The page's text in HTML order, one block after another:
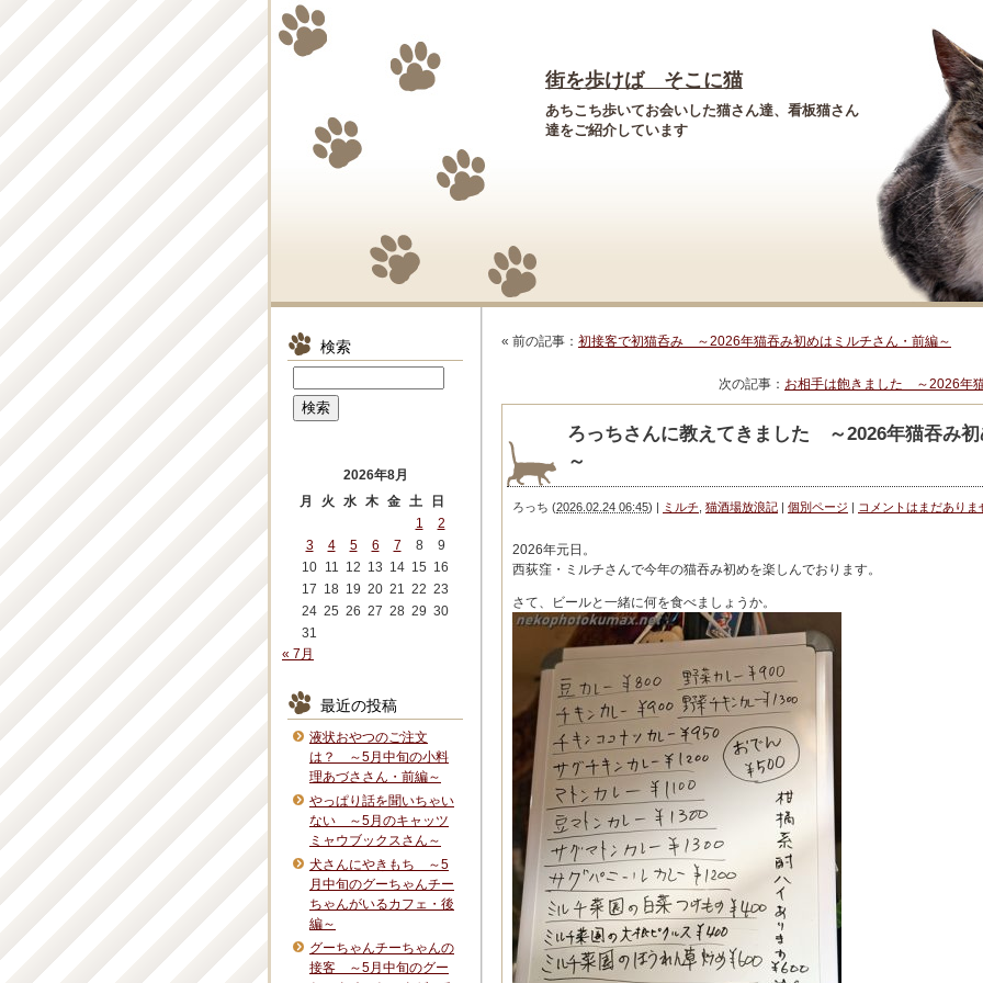
街を歩けば そこに猫
あちこち歩いてお会いした猫さん達、看板猫さん
達をご紹介しています
« 前の記事： 初接客で初猫呑み ～2026年猫吞み初めはミルチさん・前編～
次の記事： お相手は飽きました ～2026年
ろっちさんに教えてきました ～2026年猫吞み
～
ろっち (2026.02.24 06:45) | ミルチ 猫酒場放浪記 | 個別ページ | コメントはまだありま
2026年元日。
西荻窪・ミルチさんで今年の猫吞み初めを楽しんでおります。
さて、ビールと一緒に何を食べましょうか。
検索
2026年8月
月
火 水 木 金 土
日
1
2
3
4 5 6 7 8
9
10 11 12 13 14 15 16
17 18 19 20 21 22 23
24 25 26 27 28 29 30
31
« 7月
最近の投稿
液状おやつのご注文
は？ ～5月中旬の小料
理あづささん・前編～
やっぱり話を聞いちゃい
ない ～5月のキャッツ
ミャウブックスさん～
犬さんにやきもち ～5
月中旬のグーちゃんチー
ちゃんがいるカフェ・後
編～
グーちゃんチーちゃんの
接客 ～5月中旬のグー